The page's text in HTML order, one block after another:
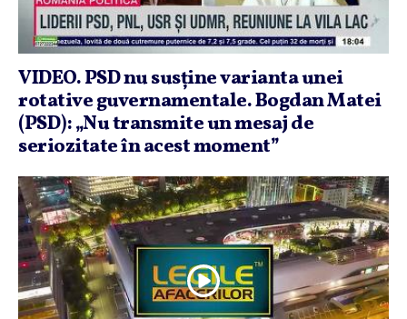
VIDEO. PSD nu susţine varianta unei
rotative guvernamentale. Bogdan Matei
(PSD): „Nu transmite un mesaj de
seriozitate în acest moment”